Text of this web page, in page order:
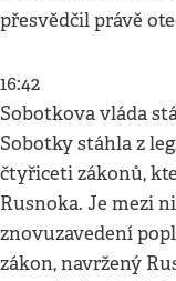
přesvědčil právě
16:42
Sobotkova vláda
Sobotky stáhla z
čtyřiceti zákonů,
Rusnoka. Je mezi
znovuzavedení
zákon, navržený